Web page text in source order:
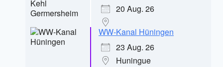
20 Aug. 26
WW-Kanal Hüningen
23 Aug. 26
Huningue